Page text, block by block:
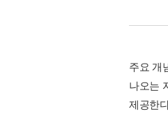
주요 개
나오는
제공한